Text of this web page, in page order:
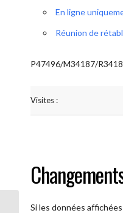
En ligne
Réunion de
P47496/M34187/
Visites :
Si les données